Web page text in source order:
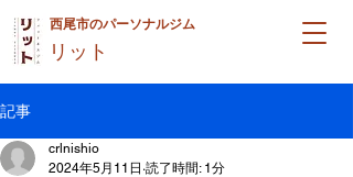
西尾市のパーソナルジム
リット
記事
crlnishio
2024年5月11日 読了時間: 1分